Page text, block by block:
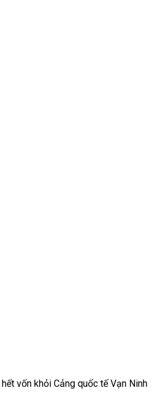
vốn khỏi Cảng quốc tế Vạn Ninh